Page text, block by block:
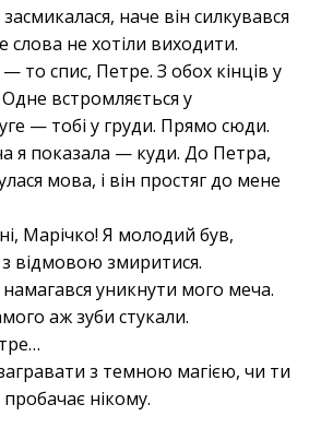
наче він силкувався
слова не хотіли виходити.
то спис, Петре. З обох кінців у
встромляється у
— тобі у груди. Прямо сюди.
я показала — куди. До Петра,
мова, і він простяг до мене
Марічко! Я молодий був,
відмовою змиритися.
намагався уникнути мого меча.
аж зуби стукали.
з темною магією, чи ти
нікому.